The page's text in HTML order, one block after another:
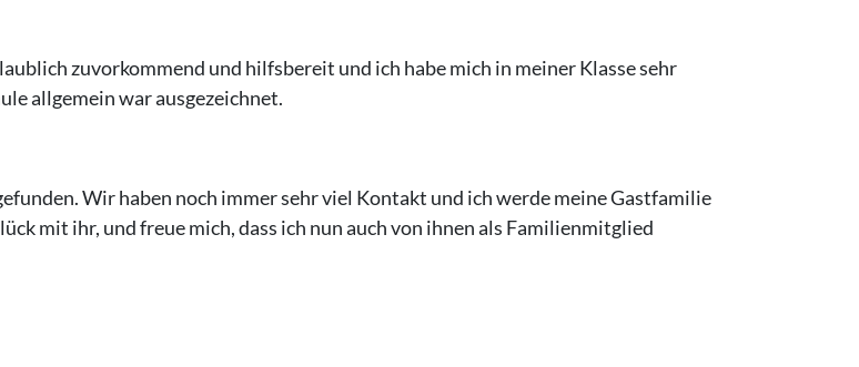
zuvorkommend und hilfsbereit und ich habe mich in meiner Klasse sehr
allgemein war ausgezeichnet.
Wir haben noch immer sehr viel Kontakt und ich werde meine Gastfamilie
mit ihr, und freue mich, dass ich nun auch von ihnen als Familienmitglied